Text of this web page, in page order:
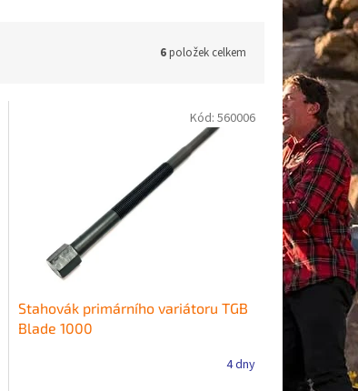
6položek celkem
Stahovák primárního variátoru TGB
Blade 1000
4 dny
Kód: 560006